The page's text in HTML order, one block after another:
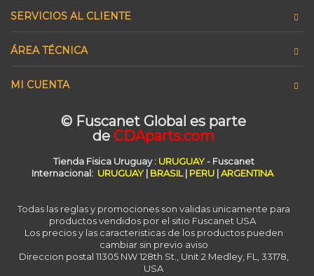
SERVICIOS AL CLIENTE
ÁREA TÉCNICA
MI CUENTA
© Fuscanet Global es parte
de CDAparts.com
Tienda Fisica Uruguay : URUGUAY- Fuscanet
Internacional: URUGUAY | BRASIL| PERU |ARGENTINA
Todas las reglas y promociones son validas unicamente para
productos vendidos por el sitio Fuscanet USA
Los precios y las caracteristicas de los productos pueden
cambiar sin previo aviso
Direccion postal 11305 NW 128th St., Unit 2 Medley, FL, 33178,
USA